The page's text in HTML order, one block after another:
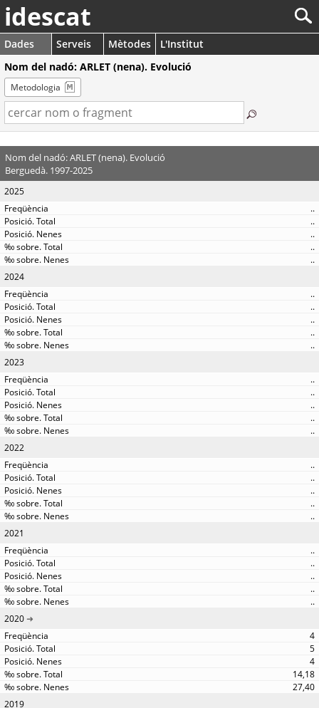
idescat
Dades Serveis Mètodes
L'Institut
Nom del nadó: ARLET (nena). Evolució
Metodologia
Nom del nadó: ARLET (nena). Evolució
Berguedà. 1997-2025
2025
..
..
..
..
..
2024
..
..
..
..
..
2023
..
..
..
..
..
2022
..
..
..
..
..
2021
..
..
..
..
..
2020
4
5
4
14,18
27,40
2019